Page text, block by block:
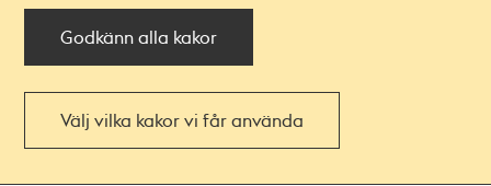
Godkänn alla kakor
Välj vilka kakor vi får använda